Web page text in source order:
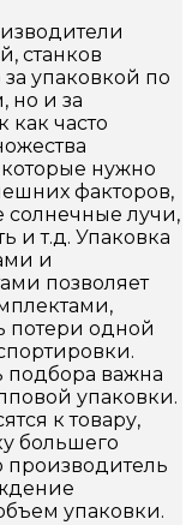
станков
упаковкой по
но и за
как часто
нужно
факторов,
солнечные лучи,
и т.д. Упаковка
и
позволяет
потери одной
подбора важна
упаковки.
к товару,
большего
производитель
упаковки.